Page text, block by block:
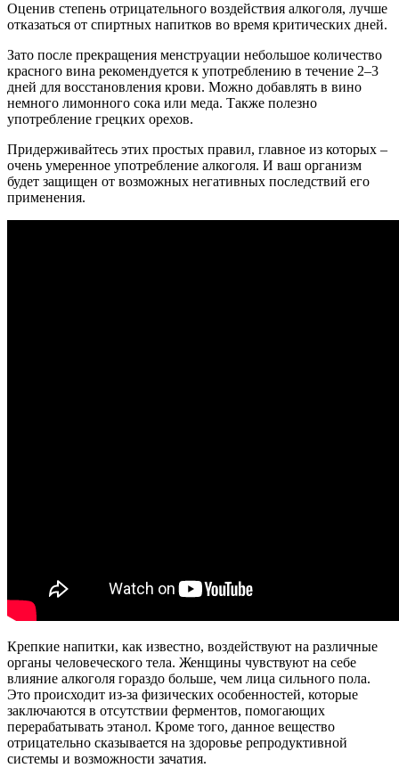
Оценив степень отрицательного воздействия алкоголя, лучше
отказаться от спиртных напитков во время критических дней.
Зато после прекращения менструации небольшое количество
красного вина рекомендуется к употреблению в течение 2–3
дней для восстановления крови. Можно добавлять в вино
немного лимонного сока или меда. Также полезно
употребление грецких орехов.
Придерживайтесь этих простых правил, главное из которых –
очень умеренное употребление алкоголя. И ваш организм
будет защищен от возможных негативных последствий его
применения.
Крепкие напитки, как известно, воздействуют на различные
органы человеческого тела. Женщины чувствуют на себе
влияние алкоголя гораздо больше, чем лица сильного пола.
Это происходит из-за физических особенностей, которые
заключаются в отсутствии ферментов, помогающих
перерабатывать этанол. Кроме того, данное вещество
отрицательно сказывается на здоровье репродуктивной
системы и возможности зачатия.